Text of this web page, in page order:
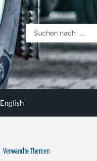
Search
...
English
Verwandte Themen